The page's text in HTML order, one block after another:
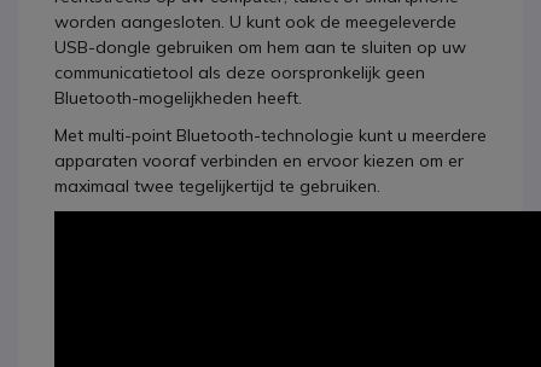
worden aangesloten. U kunt ook de meegeleverde
USB-dongle gebruiken om hem aan te sluiten op uw
communicatietool als deze oorspronkelijk geen
Bluetooth-mogelijkheden heeft.
Met multi-point Bluetooth-technologie kunt u meerdere
apparaten vooraf verbinden en ervoor kiezen om er
maximaal twee tegelijkertijd te gebruiken.